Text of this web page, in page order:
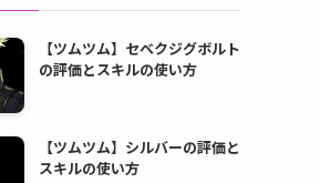
【ツムツム】セベクジグボルト
の評価とスキルの使い方
【ツムツム】シルバーの評価と
スキルの使い方